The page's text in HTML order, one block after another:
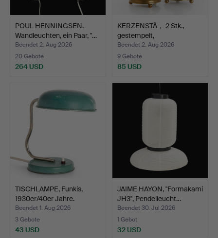
POUL HENNINGSEN.
Wandleuchten, ein Paar, "…
Beendet 2. Aug 2026
20 Gebote
264 USD
KERZENSTÄ， 2 Stk.,
gestempelt,
Torshammars…
Beendet 2. Aug 2026
9 Gebote
85 USD
TISCHLAMPE, Funkis,
1930er/40er Jahre.
Beendet 1. Aug 2026
3 Gebote
43 USD
JAIME HAYON, "Formakami
JH3", Pendelleucht…
Beendet 30. Jul 2026
1 Gebot
32 USD